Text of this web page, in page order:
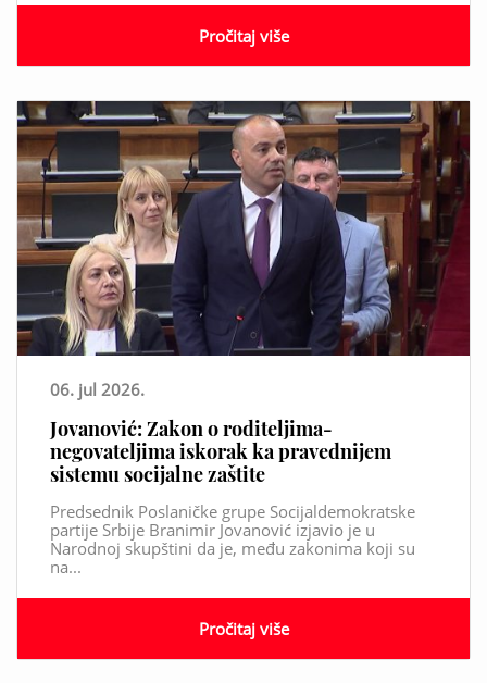
Pročitaj više
06. jul 2026.
Jovanović: Zakon o roditeljima-
negovateljima iskorak ka pravednijem
sistemu socijalne zaštite
Predsednik Poslaničke grupe Socijaldemokratske
partije Srbije Branimir Jovanović izjavio je u
Narodnoj skupštini da je, među zakonima koji su
na...
Pročitaj više